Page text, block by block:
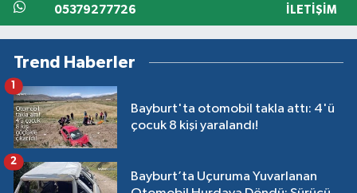
05379277726 İLETIŞIM
Trend Haberler
Bayburt'ta otomobil takla attı: 4'ü
çocuk 8 kişi yaralandı!
1
Bayburt’ta Uçuruma Yuvarlanan
2